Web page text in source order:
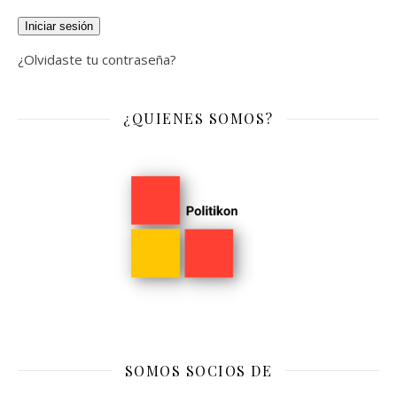
Iniciar sesión
¿Olvidaste tu contraseña?
¿QUIENES SOMOS?
SOMOS SOCIOS DE